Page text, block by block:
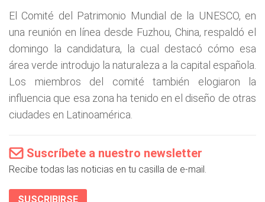
El Comité del Patrimonio Mundial de la UNESCO, en
una reunión en línea desde Fuzhou, China, respaldó el
domingo la candidatura, la cual destacó cómo esa
área verde introdujo la naturaleza a la capital española.
Los miembros del comité también elogiaron la
influencia que esa zona ha tenido en el diseño de otras
ciudades en Latinoamérica.
Suscríbete a nuestro newsletter
Recibe todas las noticias en tu casilla de e-mail.
SUSCRIBIRSE